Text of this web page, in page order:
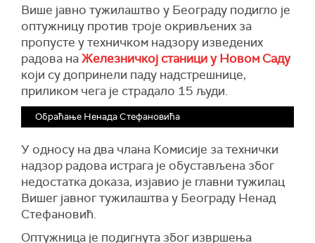
Више јавно тужилаштво у Београду подигло је
оптужницу против троје окривљених за
пропусте у техничком надзору изведених
радова наЖелезничкој станици у Новом Саду
који су допринели паду надстрешнице,
приликом чега је страдало 15 људи.
Oбраћање Ненада Стефановића
У односу на два члана Комисије за технички
надзор радова истрага је обустављена због
недостатка доказа, изјавио је главни тужилац
Вишег јавног тужилаштва у Београду Ненад
Стефановић.
Оптужница је подигнута због извршења